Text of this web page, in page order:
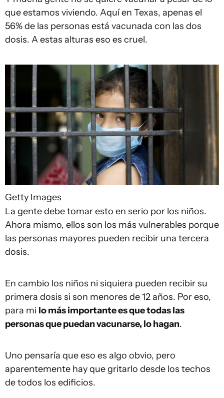
que estamos viviendo. Aquí en Texas, apenas el
56% de las personas está vacunada con las dos
dosis. A estas alturas eso es cruel.
Getty Images
La gente debe tomar esto en serio por los niños.
Ahora mismo, ellos son los más vulnerables porque
las personas mayores pueden recibir una tercera
dosis.
En cambio los niños ni siquiera pueden recibir su
primera dosis si son menores de 12 años. Por eso,
para mi lo más importante es que todas las
personas que puedan vacunarse, lo hagan.
Uno pensaría que eso es algo obvio, pero
aparentemente hay que gritarlo desde los techos
de todos los edificios.